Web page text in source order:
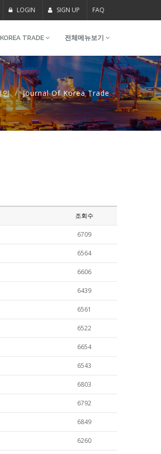
LOGIN SIGN UP FAQ
TRADE 전체메뉴보기
인 Journal Of Korea Trade
조회수
6709
6564
6606
6439
6561
6522
6654
6543
6803
6792
6849
6260